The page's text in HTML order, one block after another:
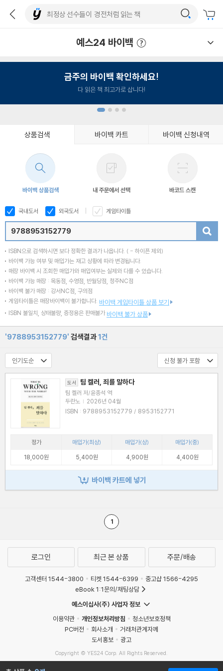
예스24 바이백
금주의 바이백 확인하세요!
다 읽은 책 최고가로 삽니다!
상품검색 바이백 카트 바이백 신청내역
바이백 상품검색 내 주문에서 선택 바코드 스캔
국내도서 외국도서 게임타이틀
ISBN으로 검색하시면 보다 정확한 결과가 나옵니다. ( - 하이픈 제외)
바이백 가능 여부 및 매입가는 재고 상황에 따라 변경됩니다.
매장 바이백 시 조회한 매입가와 매입여부는 실제와 다를 수 있습니다.
바이백 가능 매장 : 목동점, 수영점, 반월당점, 청주NC점
바이백 불가 매장 : 강서NC점, 구의점
게임타이틀은 매장바이백이 불가합니다. 바이백 게임타이틀 상품 보기
ISBN 불일치, 상태불량, 증정용은 판매불가 바이백 불가 상품
'9788953152779' 검색결과1건
도서 팀 켈러, 죄를 말하다
팀 켈러 저/윤종석 역
두란노 | 2026년 04월
ISBN : 9788953152779 / 8953152771
정가 매입가(최상) 매입가(상)
매입가(중)
18,000원
5,400원 4,900원 4,400원
바이백 카트에 넣기
1
로그인 최근 본 상품 주문/배송
고객센터 1544-3800 티켓 1544-6399
중고샵 1566-4295
eBook 1:1문의/채팅상담
예스이십사(주) 사업자 정보
이용약관
개인정보처리방침
청소년보호정책
PC버전
회사소개
거래처관계자께
도서홍보
광고
Copyright © YES24 Corp. All Rights Reserved.
MATOM13